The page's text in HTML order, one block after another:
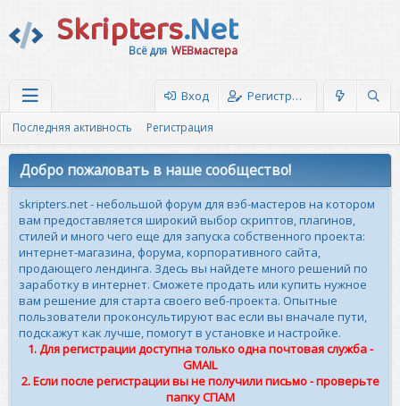
Skripters.Net
Всё для WEBмастера
Вход Регистрация
Последняя активность Регистрация
Добро пожаловать в наше сообщество!
skripters.net - небольшой форум для вэб-мастеров на котором
вам предоставляется широкий выбор скриптов, плагинов,
стилей и много чего еще для запуска собственного проекта:
интернет-магазина, форума, корпоративного сайта,
продающего лендинга. Здесь вы найдете много решений по
заработку в интернет. Сможете продать или купить нужное
вам решение для старта своего веб-проекта. Опытные
пользователи проконсультируют вас если вы вначале пути,
подскажут как лучше, помогут в установке и настройке.
1. Для регистрации доступна только одна почтовая служба -
GMAIL
2. Если после регистрации вы не получили письмо - проверьте
папку СПАМ